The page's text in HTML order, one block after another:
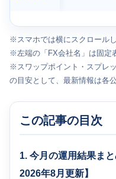
※スマホでは横にスクロール
※左端の「FX会社名」は固定
※スワップポイント・スプレ
の目安として、最新情報は各
この記事の目次
1. 今月の運用結果ま
2026年8月更新】